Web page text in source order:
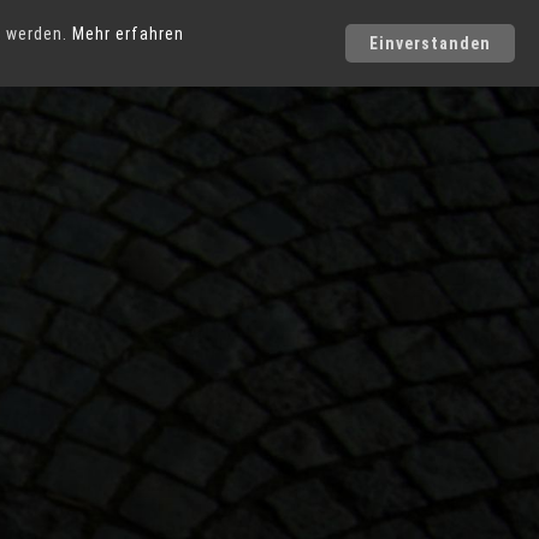
Einverstanden
Mehr erfahren
Städte
Photo-Service